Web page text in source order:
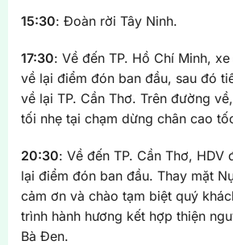
15:30: Đoàn rời Tây Ninh.
17:30: Về đến TP. Hồ Chí Minh,
về lại điểm đón ban đầu, sau đó
về lại TP. Cần Thơ. Trên đường
tối nhẹ tại chạm dừng chân cao
20:30: Về đến TP. Cần Thơ, HDV
lại điểm đón ban đầu. Thay mặt
cảm ơn và chào tạm biệt quý
trình hành hương kết hợp thiện
Bà Đen.